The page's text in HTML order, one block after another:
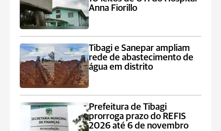
Anna Fiorillo
Tibagi e Sanepar ampliam
rede de abastecimento de
água em distrito
Prefeitura de Tibagi
prorroga prazo do REFIS
2026 até 6 de novembro